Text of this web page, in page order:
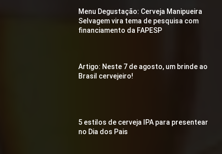
Menu Degustação: Cerveja Manipueira
Selvagem vira tema de pesquisa com
financiamento da FAPESP
Artigo: Neste 7 de agosto, um brinde ao
Brasil cervejeiro!
5 estilos de cerveja IPA para presentear
no Dia dos Pais